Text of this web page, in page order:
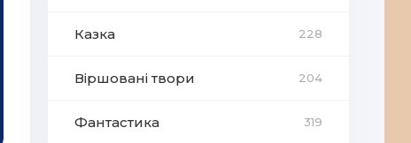
Казка 228
Віршовані твори 204
Фантастика 319